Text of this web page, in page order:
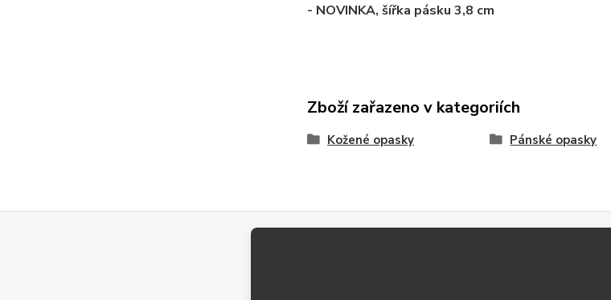
- NOVINKA, šířka pásku 3,8 cm
Zboží zařazeno v kategoriích
Kožené opasky Pánské opasky